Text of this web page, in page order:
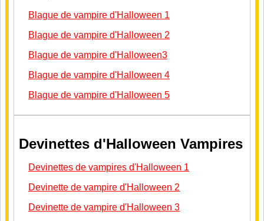
Blague de vampire d'Halloween 1
Blague de vampire d'Halloween 2
Blague de vampire d'Halloween3
Blague de vampire d'Halloween 4
Blague de vampire d'Halloween 5
Devinettes d'Halloween Vampires
Devinettes de vampires d'Halloween 1
Devinette de vampire d'Halloween 2
Devinette de vampire d'Halloween 3